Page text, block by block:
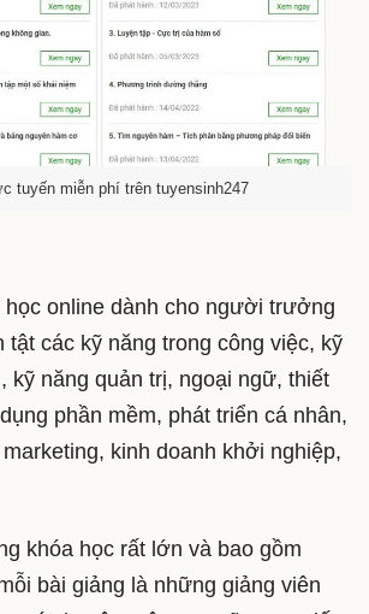
tuyến miễn phí trên tuyensinh247
học online dành cho người trưởng
tật các kỹ năng trong công việc, kỹ
kỹ năng quản trị, ngoại ngữ, thiết
phần mềm, phát triển cá nhân,
kinh doanh khởi nghiệp,
khóa học rất lớn và bao gồm
bài giảng là những giảng viên